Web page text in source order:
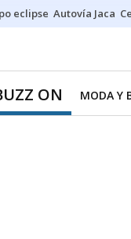
eclipse Autovía Jaca
ON MODA Y